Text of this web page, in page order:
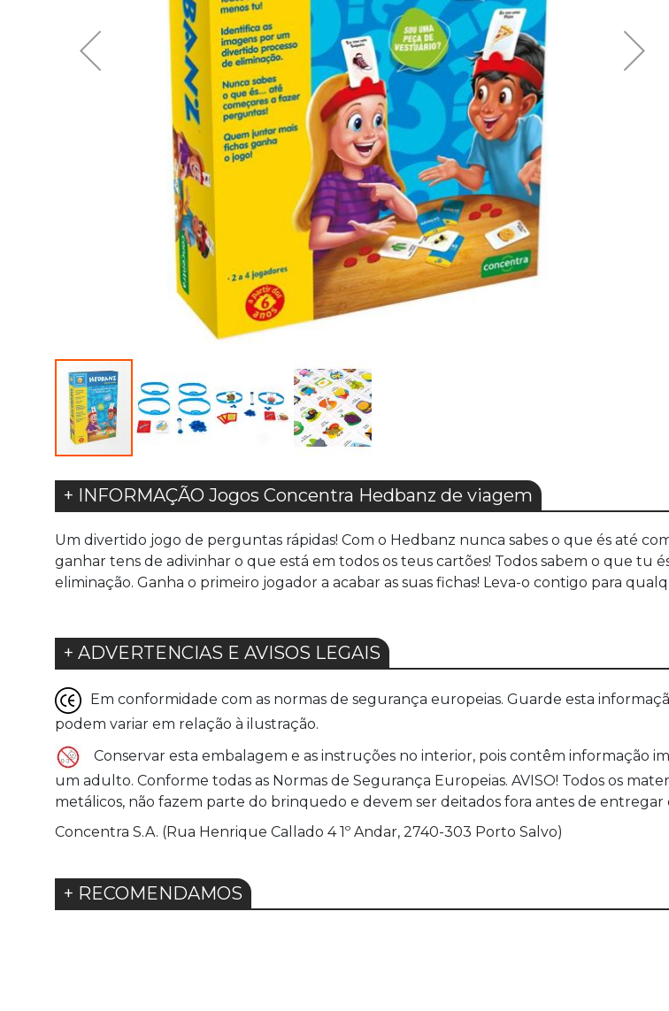
+ INFORMAÇÃO Jogos Concentra Hedbanz de viagem
Um divertido jogo de perguntas rápidas! Com o Hedbanz nunca sabes o que és até
ganhar tens de adivinhar o que está em todos os teus cartões! Todos sabem o que tu
eliminação. Ganha o primeiro jogador a acabar as suas fichas! Leva-o contigo para
+ ADVERTENCIAS E AVISOS LEGAIS
Em conformidade com as normas de segurança europeias. Guarde esta
podem variar em relação à ilustração.
Conservar esta embalagem e as instruções no interior, pois contêm informação
um adulto. Conforme todas as Normas de Segurança Europeias. AVISO! Todos os
metálicos, não fazem parte do brinquedo e devem ser deitados fora antes de entregar
Concentra S.A. (Rua Henrique Callado 4 1º Andar, 2740-303 Porto Salvo)
+ RECOMENDAMOS